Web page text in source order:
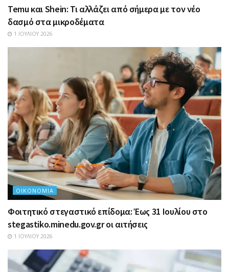
Temu και Shein: Τι αλλάζει από σήμερα με τον νέο
δασμό στα μικροδέματα
1 ΙΟΥΛΊΟΥ 2026
ΟΙΚΟΝΟΜΊΑ
Φοιτητικό στεγαστικό επίδομα: Έως 31 Ιουλίου στο
stegastiko.minedu.gov.gr οι αιτήσεις
1 ΙΟΥΛΊΟΥ 2026